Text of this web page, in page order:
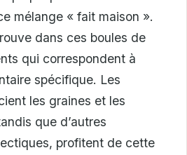
mélange « fait maison ».
dans ces boules de
qui correspondent à
spécifique. Les
les graines et les
que d’autres
profitent de cette